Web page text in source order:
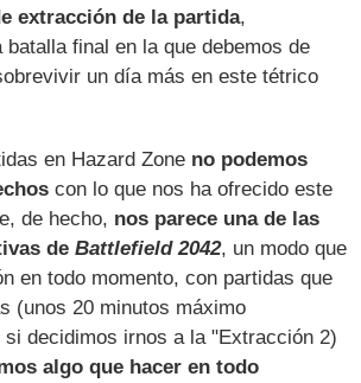
extracción de la partida,
batalla final en la que debemos de
un día más en este tétrico
en Hazard Zone no podemos
con lo que nos ha ofrecido este
de hecho, nos parece una de las
deBattlefield 2042, un modo que
en todo momento, con partidas que
(unos 20 minutos máximo
si decidimos irnos a la "Extracción 2)
algo que hacer en todo